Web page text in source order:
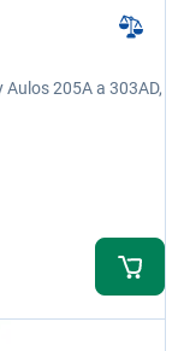
205A a 303AD,